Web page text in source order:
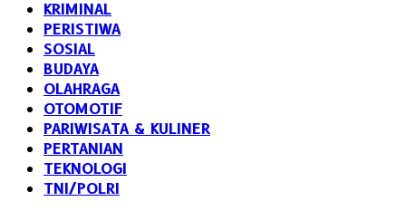
KRIMINAL
PERISTIWA
SOSIAL
BUDAYA
OLAHRAGA
OTOMOTIF
PARIWISATA & KULINER
PERTANIAN
TEKNOLOGI
TNI/POLRI